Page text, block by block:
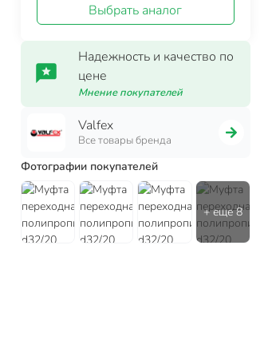
Выбрать аналог
Надежность и качество по
цене
Мнение покупателей
Valfex
Все товары бренда
Фотографии покупателей